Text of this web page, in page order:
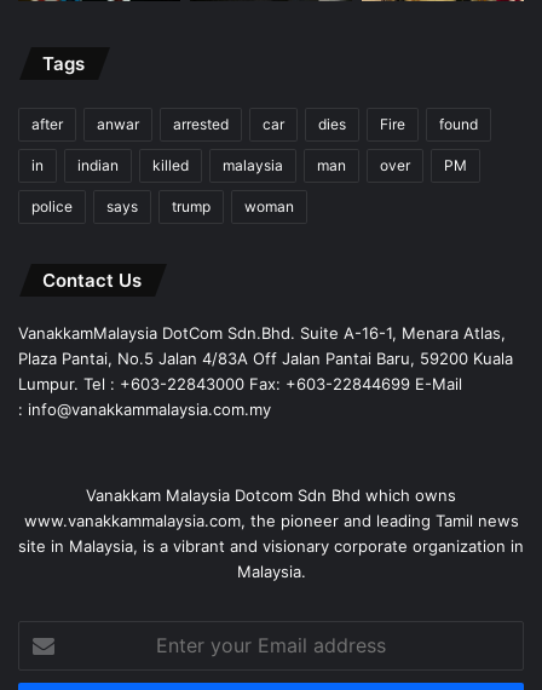
Tags
after anwar arrested car dies Fire found
in indian killed malaysia man over PM
police says trump woman
Contact Us
VanakkamMalaysia DotCom Sdn.Bhd. Suite A-16-1, Menara Atlas,
Plaza Pantai, No.5 Jalan 4/83A Off Jalan Pantai Baru, 59200 Kuala
Lumpur. Tel : +603-22843000 Fax: +603-22844699 E-Mail
: info@vanakkammalaysia.com.my
Vanakkam Malaysia Dotcom Sdn Bhd which owns
www.vanakkammalaysia.com, the pioneer and leading Tamil news
site in Malaysia, is a vibrant and visionary corporate organization in
Malaysia.
your
Email